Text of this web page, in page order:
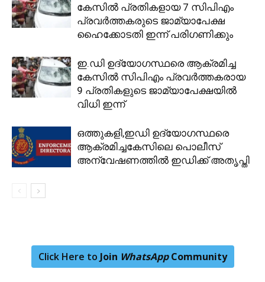
കേസിൽ പ്രതികളായ 7 സിപിഎം
പ്രവർത്തകരുടെ ജാമ്യാപേക്ഷ
ഹൈക്കോടതി ഇന്ന് പരിഗണിക്കും
ഇ.ഡി ഉദ്യോഗസ്ഥരെ ആക്രമിച്ച
കേസിൽ സിപിഎം പ്രവർത്തകരായ
9 പ്രതികളുടെ ജാമ്യാപേക്ഷയിൽ
വിധി ഇന്ന്
ഒത്തുകളി,ഇഡി ഉദ്യോഗസ്ഥരെ
ആക്രമിച്ചകേസിലെ പൊലീസ്
അന്വേഷണത്തിൽ ഇഡിക്ക് അതൃപ്തി
Click Here to Join WhatsAppCommunity